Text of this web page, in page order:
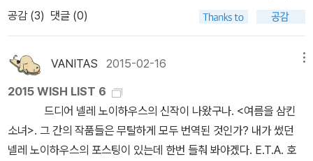
공감 (3) 댓글 (0)
VANITAS 2015-02-16
2015 WISH LIST 6
드디어 넬레 노이하우스의 신작이 나왔구나. <여름을 삼킨
소녀>. 그 간의 작품들은 무탈하게 모두 번역된 것인가? 내가 썼던
넬레 노이하우스의 포스팅이 있는데 한번 들춰 봐야겠다. E.T.A. 호